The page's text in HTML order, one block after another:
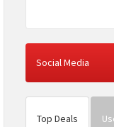
Social Media
Top Deals